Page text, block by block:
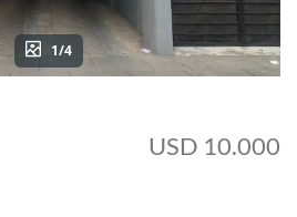
1/4
USD 10.000